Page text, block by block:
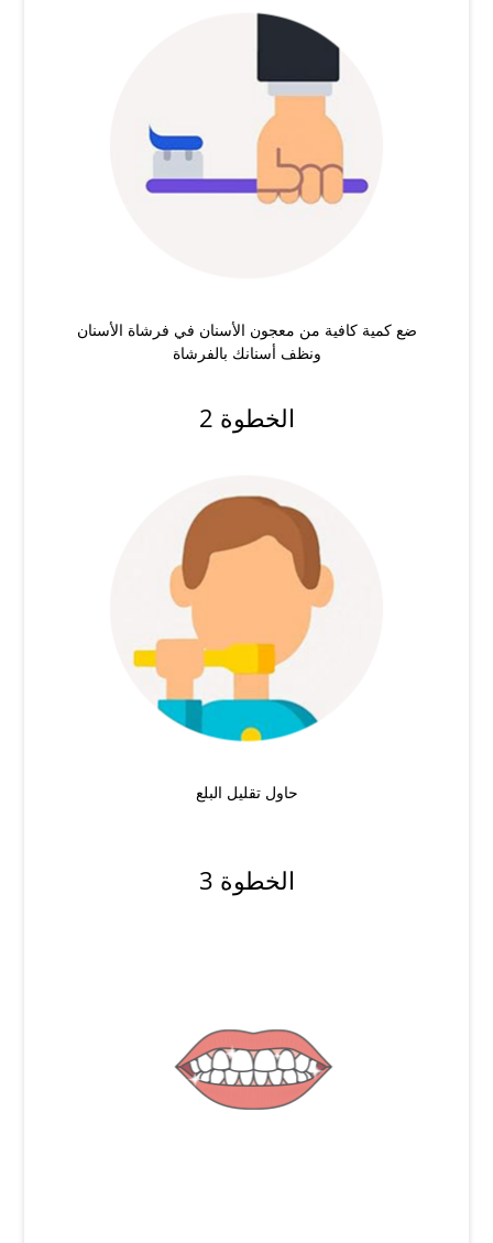
ضع كمية كافية من معجون الأسنان في فرشاة الأسنان
ونظف أسنانك بالفرشاة
الخطوة 2
حاول تقليل البلع
الخطوة 3